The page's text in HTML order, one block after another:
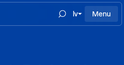
lv Menu